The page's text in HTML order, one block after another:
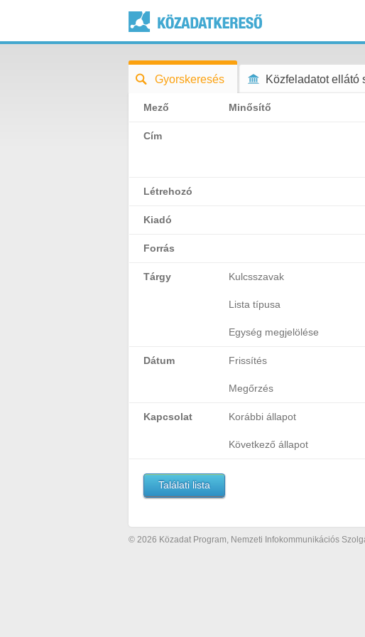
Gyorskeresés Közfeladatot ellátó
Mező Minősítő
Cím
Létrehozó
Kiadó
Forrás
Tárgy Kulcsszavak
Lista típusa
Egység megjelölése
Dátum Frissítés
Megőrzés
Kapcsolat Korábbi állapot
Következő állapot
Találati lista
© 2026 Közadat Program, Nemzeti Infokommunikációs